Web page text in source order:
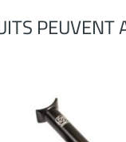
PEUVENT